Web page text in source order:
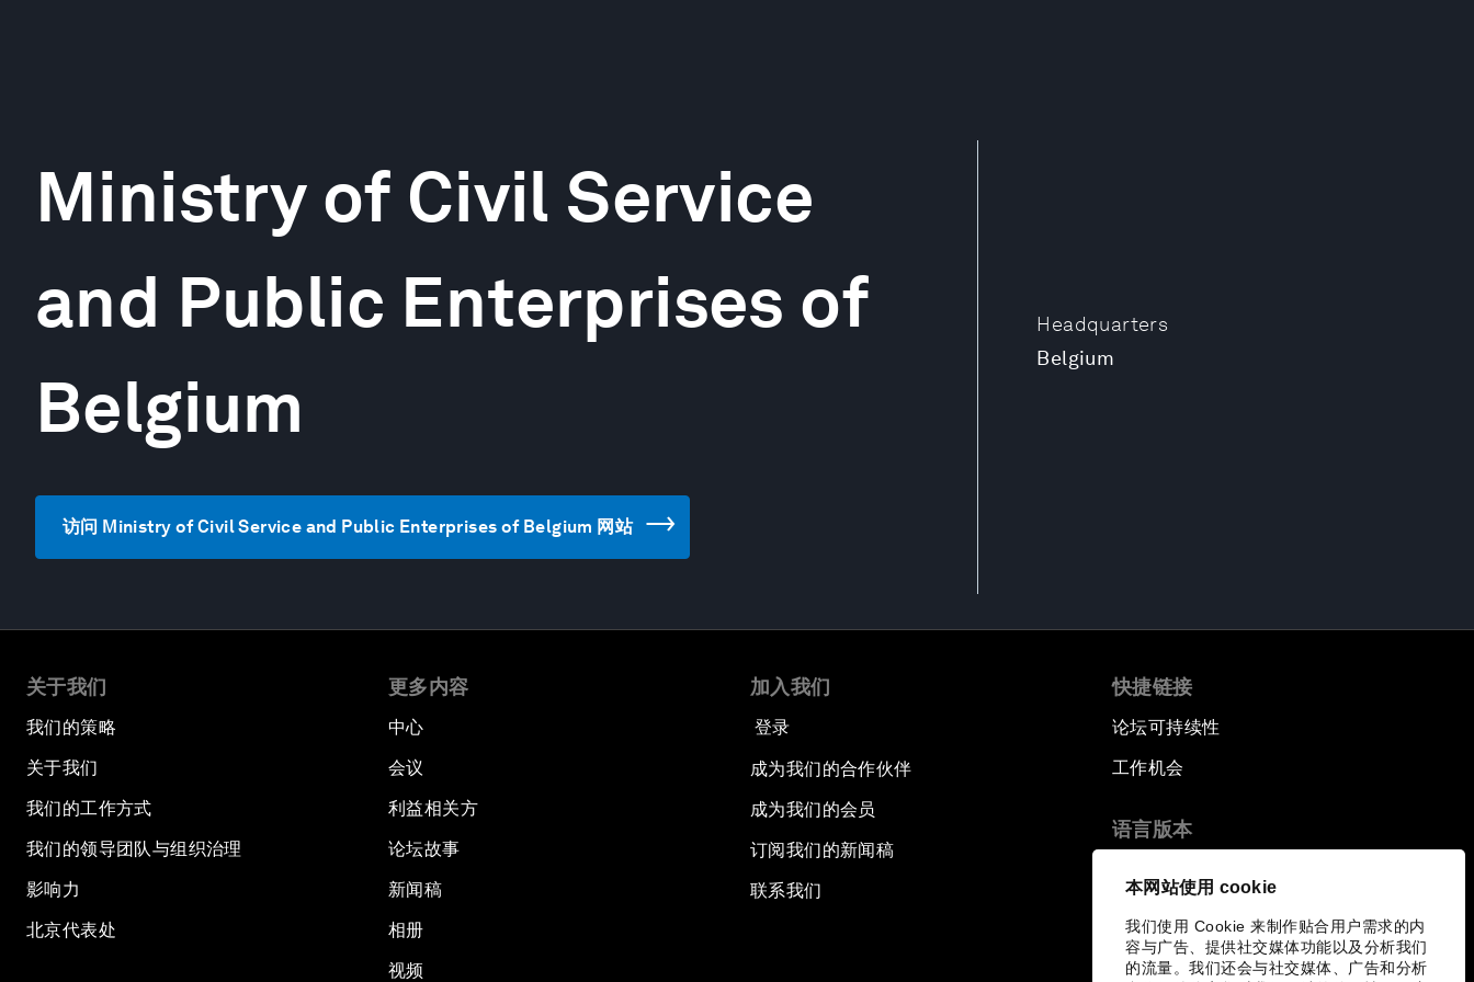
本网站使用 cookie
我们使用 Cookie 来制作贴合用户需求的内
容与广告、提供社交媒体功能以及分析我们
的流量。我们还会与社交媒体、广告和分析
Headquarters
Belgium
Ministry of Civil Service
and Public Enterprises of
Belgium
访问 Ministry of Civil Service and Public Enterprises of Belgium 网站
关于我们
我们的策略
关于我们
我们的工作方式
我们的领导团队与组织治理
影响力
北京代表处
更多内容
中心
会议
利益相关方
论坛故事
新闻稿
相册
视频
加入我们
登录
成为我们的合作伙伴
成为我们的会员
订阅我们的新闻稿
联系我们
快捷链接
论坛可持续性
工作机会
语言版本